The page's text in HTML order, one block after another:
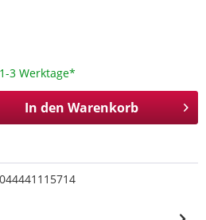
3 Werktage*
In den Warenkorb